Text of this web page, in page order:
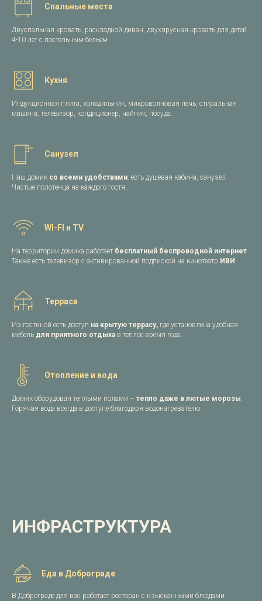
Спальные места
Двуспальная кровать, раскладной диван, двухярусная кровать для детей
4-10 лет с постельным бельем
Кухня
Индукционная плита, холодильник, микроволновая печь, стиральная
машина, телевизор, кондиционер, чайник, посуда.
Санузел
Наш домик со всеми удобствами: есть душевая кабина, санузел.
Чистые полотенца на каждого гостя.
WI-FI и TV
На территории домика работает бесплатный беспроводной интернет
Также есть телевизор с активированной подпиской на кинотеатр ИВИ
Терраса
Из гостиной есть доступ на крытую террасу, где установлена удобная
мебель для приятного отдыха в теплое время года.
Отопление и вода
Домик оборудован теплыми полами – тепло даже в лютые морозы
Горячая вода всегда в доступе благодаря водонагревателю.
ИНФРАСТРУКТУРА
Еда в Доброграде
В Доброграде для вас работает ресторан с изысканными блюдами.